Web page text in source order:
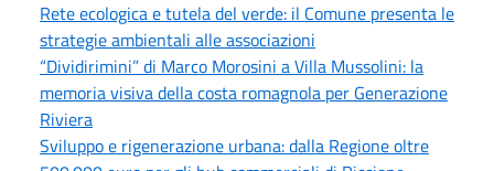
Rete ecologica e tutela del verde: il Comune presenta le
strategie ambientali alle associazioni
“Dividirimini” di Marco Morosini a Villa Mussolini: la
memoria visiva della costa romagnola per Generazione
Riviera
Sviluppo e rigenerazione urbana: dalla Regione oltre